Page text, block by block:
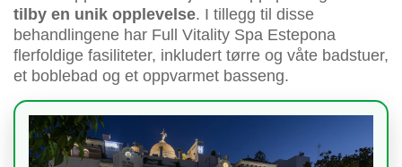
tilby en unik opplevelse. I tillegg til disse
behandlingene har Full Vitality Spa Estepona
flerfoldige fasiliteter, inkludert tørre og våte badstuer,
et boblebad og et oppvarmet basseng.